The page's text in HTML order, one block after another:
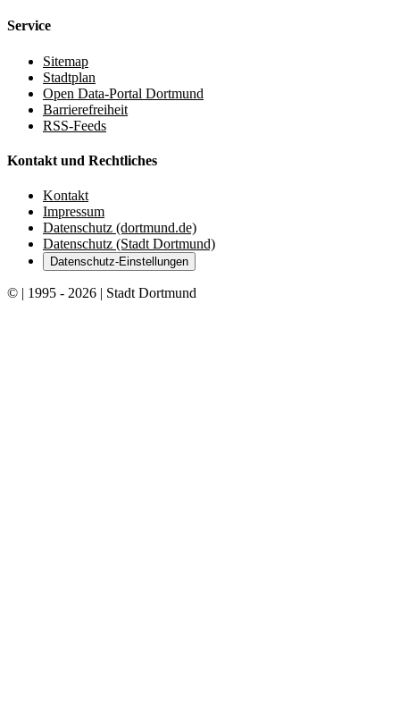
Service
Sitemap
Stadtplan
Open Data-Portal Dortmund
Barrierefreiheit
RSS-Feeds
Kontakt und Rechtliches
Kontakt
Impressum
Datenschutz (dortmund.de)
Datenschutz (Stadt Dortmund)
Datenschutz-Einstellungen
© | 1995 - 2026 | Stadt Dortmund